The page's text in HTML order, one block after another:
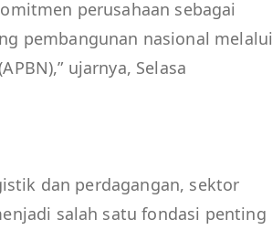
perusahaan sebagai
pembangunan nasional melalui
ujarnya, Selasa
dan perdagangan, sektor
salah satu fondasi penting